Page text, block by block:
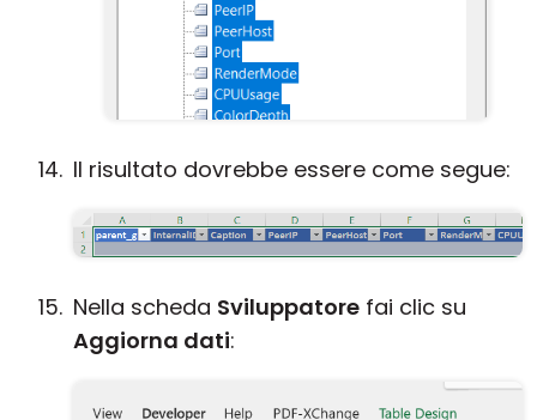
Il risultato dovrebbe essere come segue:
Nella scheda Sviluppatore fai clic su
Aggiorna dati: